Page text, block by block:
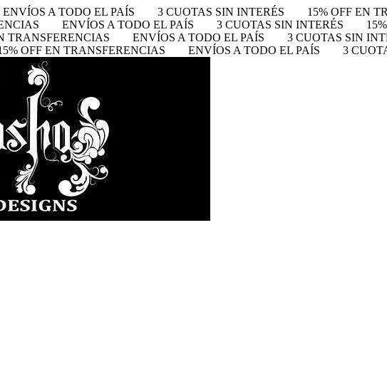
ENVÍOS A TODO EL PAÍS 3 CUOTAS SIN INTERÉS 15% OFF EN
ENVÍOS A TODO EL PAÍS 3 CUOTAS SIN INTERÉS
TRANSFERENCIAS ENVÍOS A TODO EL PAÍS 3 CUOTAS SIN
OFF EN TRANSFERENCIAS ENVÍOS A TODO EL PAÍS 3